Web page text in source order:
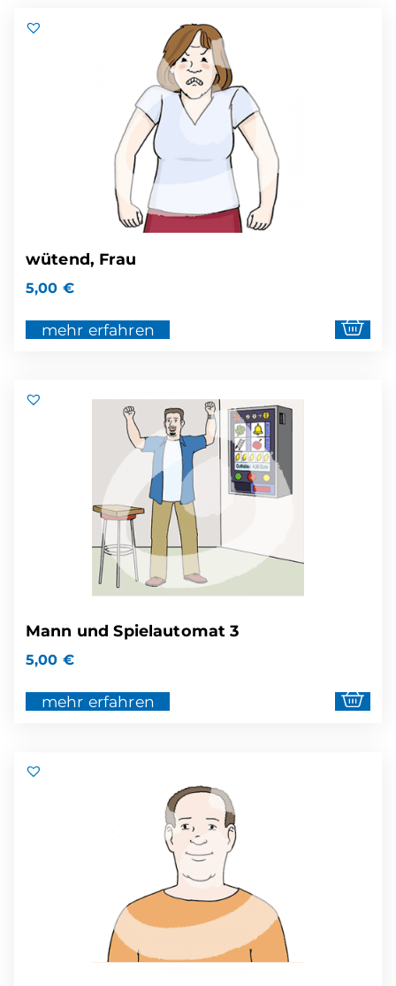
wütend, Frau
5,00 €
mehr erfahren
Mann und Spielautomat 3
5,00 €
mehr erfahren